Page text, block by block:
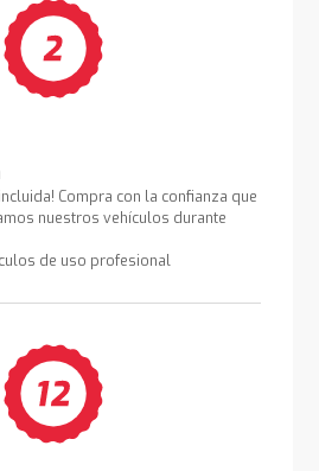
Compra con la confianza que
nuestros vehículos durante
de uso profesional